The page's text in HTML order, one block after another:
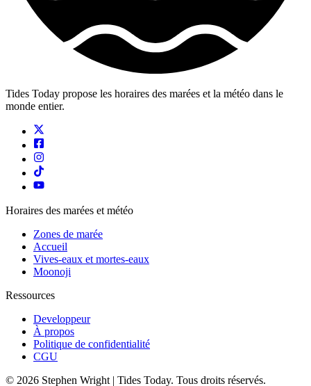
Tides Today propose les horaires des marées et la météo dans le
monde entier.
Horaires des marées et météo
Zones de marée
Accueil
Vives-eaux et mortes-eaux
Moonoji
Ressources
Developpeur
À propos
Politique de confidentialité
CGU
© 2026 Stephen Wright | Tides Today. Tous droits réservés.